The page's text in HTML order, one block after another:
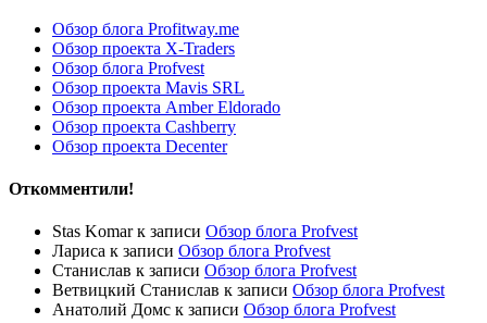
Обзор блога Profitway.me
Обзор проекта X-Traders
Обзор блога Profvest
Обзор проекта Mavis SRL
Обзор проекта Amber Eldorado
Обзор проекта Cashberry
Обзор проекта Decenter
Откомментили!
Stas Komarк записи Обзор блога Profvest
Лариса к записи Обзор блога Profvest
Станислав к записи Обзор блога Profvest
Ветвицкий Станислав к записи Обзор блога Profvest
Анатолий Домс к записи Обзор блога Profvest